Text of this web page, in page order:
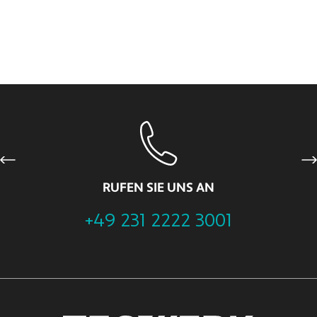
RUFEN SIE UNS AN
+49 231 2222 3001
Previous